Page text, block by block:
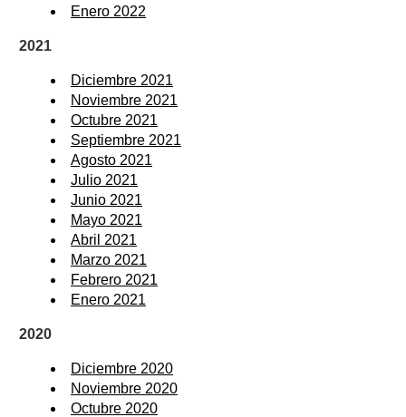
Enero 2022
2021
Diciembre 2021
Noviembre 2021
Octubre 2021
Septiembre 2021
Agosto 2021
Julio 2021
Junio 2021
Mayo 2021
Abril 2021
Marzo 2021
Febrero 2021
Enero 2021
2020
Diciembre 2020
Noviembre 2020
Octubre 2020